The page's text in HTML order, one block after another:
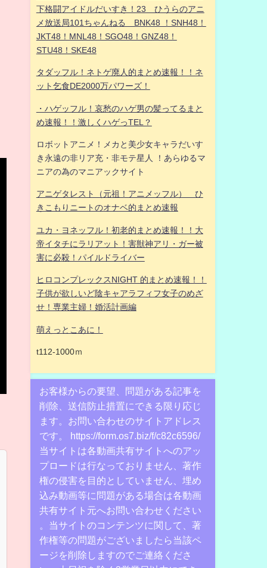
下格闘アイドルだいすき！23 ひうらのアニ
メ放送局101ちゃんねる BNK48 ！SNH48！
JKT48！MNL48！SGO48！GNZ48！
STU48！SKE48
タダッフル！ネトゲ廃人的まとめ速報！！ネ
ット乞食DE2000万パワーズ！
・ハゲッフル！哀愁のハゲ男の髪ってるまと
め速報！！激しくハゲっTEL？
ロボットアニメ！メカと美少女キャラだいす
き永遠の非リア充・非モテ星人 ！あらゆるマ
ニアの為のマニアックサイト
アニゲタレスト（元祖！アニメッフル） ひ
きこもりニートのオナベ的まとめ速報
ユカ・ヨネッフル！初老的まとめ速報！！大
帝イタチにラリアット！害獣神アリ・ガー被
害に必殺！パイルドライバー
ヒロコンプレックスNIGHT 的まとめ速報！！
子供が欲しいど陰キャアラフィフ女子のめざ
せ！専業主婦！婚活計画編
萌えっとこあに！
t112-1000ｍ
お客様からの要望、問題がある記事を
削除、送信防止措置にできる限り応じ
ます。お問い合わせのサイトアドレス
です。 https://form.os7.biz/f/c82c6596/
当サイトは各動画共有サイトへのアッ
プロードは行なっておりません、著作
権の侵害を目的としていません、埋め
込み動画等に問題がある場合は各動画
共有サイト元へお問い合わせください
。当サイトのコンテンツに関して、著
作権等の問題がございましたら当該ペ
ージを削除しますのでご連絡くださ